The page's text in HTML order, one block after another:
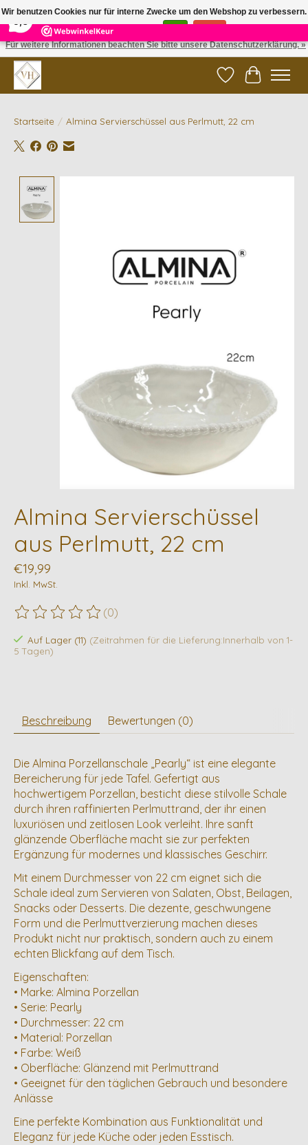
5 Reviews ×
✓ Gratis verzending vanaf €200 | ✓ 14 dagen retourneren
Wunschzettel
Ihr
Startseite / Almina Servierschüssel aus Perlmutt, 22 cm
Almina Servierschüssel
aus Perlmutt, 22 cm
€19,99
Inkl. MwSt.
Die Bewertung dieses Produkts ist
(0)
Auf Lager (11) (Zeitrahmen für die Lieferung:Innerhalb von 1-
5 Tagen)
Beschreibung Bewertungen (0)
Die Almina Porzellanschale „Pearly“ ist eine elegante
Bereicherung für jede Tafel. Gefertigt aus
hochwertigem Porzellan, besticht diese stilvolle Schale
durch ihren raffinierten Perlmuttrand, der ihr einen
luxuriösen und zeitlosen Look verleiht. Ihre sanft
glänzende Oberfläche macht sie zur perfekten
Ergänzung für modernes und klassisches Geschirr.
Mit einem Durchmesser von 22 cm eignet sich die
Schale ideal zum Servieren von Salaten, Obst, Beilagen,
Snacks oder Desserts. Die dezente, geschwungene
Form und die Perlmuttverzierung machen dieses
Produkt nicht nur praktisch, sondern auch zu einem
echten Blickfang auf dem Tisch.
Eigenschaften:
• Marke: Almina Porzellan
• Serie: Pearly
• Durchmesser: 22 cm
• Material: Porzellan
• Farbe: Weiß
• Oberfläche: Glänzend mit Perlmuttrand
• Geeignet für den täglichen Gebrauch und besondere
Anlässe
Eine perfekte Kombination aus Funktionalität und
Eleganz für jede Küche oder jeden Esstisch.
Wir benutzen Cookies nur für interne Zwecke um den Webshop zu verbessern.
Ist das in Ordnung?
Für weitere Informationen beachten Sie bitte unsere Datenschutzerklärung. »